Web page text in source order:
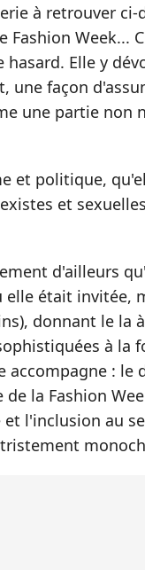
à retrouver
Week...
Elle y
une façon
une partie non
et politique,
et
d'ailleurs
était invitée,
donnant le la
à la
accompagne : le
la Fashion
l'inclusion au